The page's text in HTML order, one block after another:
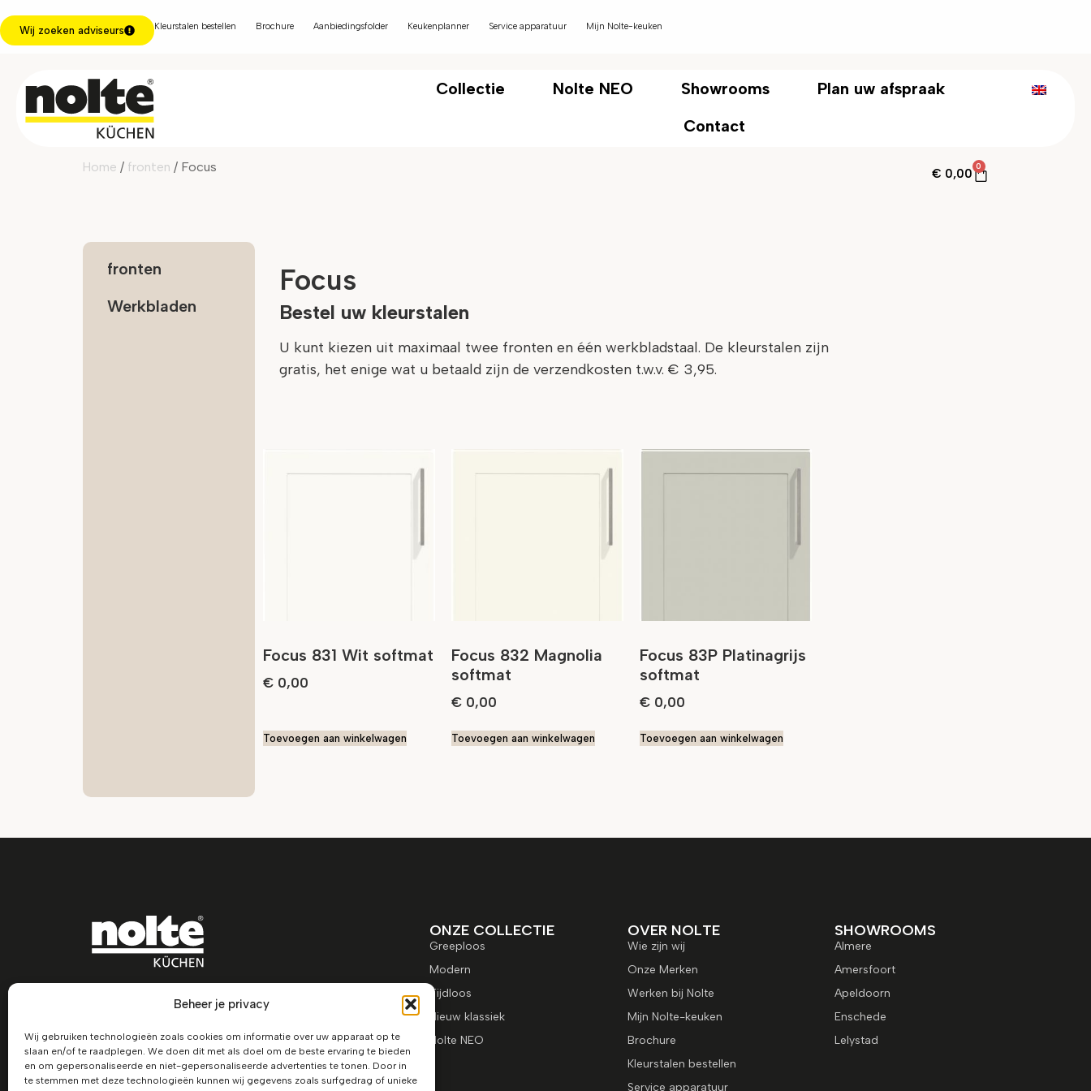
Beheer je privacy
Wij gebruiken technologieën zoals cookies om informatie over uw apparaat op te
slaan en/of te raadplegen. We doen dit met als doel om de beste ervaring te bieden
en om gepersonaliseerde en niet-gepersonaliseerde advertenties te tonen. Door in
te stemmen met deze technologieën kunnen wij gegevens zoals surfgedrag of unieke
Wij zoeken adviseurs Kleurstalen bestellen Brochure Aanbiedingsfolder Keukenplanner Service apparatuur Mijn Nolte-keuken
Collectie Nolte NEO Showrooms
Plan uw afspraak
Contact
Home / fronten / Focus € 0,00
0
fronten
Werkbladen
Focus
Bestel uw kleurstalen
U kunt kiezen uit maximaal twee fronten en één werkbladstaal. De kleurstalen zijn
gratis, het enige wat u betaald zijn de verzendkosten t.w.v. € 3,95.
Focus 831 Wit softmat
€0,00
Toevoegen aan winkelwagen
Focus 832 Magnolia
softmat
€0,00
Toevoegen aan winkelwagen
Focus 83P Platinagrijs
softmat
€0,00
Toevoegen aan winkelwagen
ONZE COLLECTIE
Greeploos
Modern
Tijdloos
Nieuw klassiek
Nolte NEO
OVER NOLTE
Wie zijn wij
Onze Merken
Werken bij Nolte
Mijn Nolte-keuken
Brochure
Kleurstalen bestellen
Service apparatuur
SHOWROOMS
Almere
Amersfoort
Apeldoorn
Enschede
Lelystad